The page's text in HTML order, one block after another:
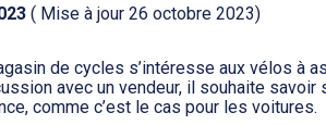
( Mise à jour 26 octobre 2023)
de cycles s’intéresse aux vélos à
avec un vendeur, il souhaite savoir
comme c’est le cas pour les voitures.